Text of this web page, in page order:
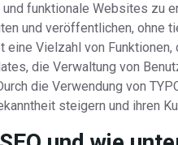
funktionale Websites zu
und veröffentlichen, ohne
eine Vielzahl von
die Verwaltung von
die Verwendung von
steigern und ihren